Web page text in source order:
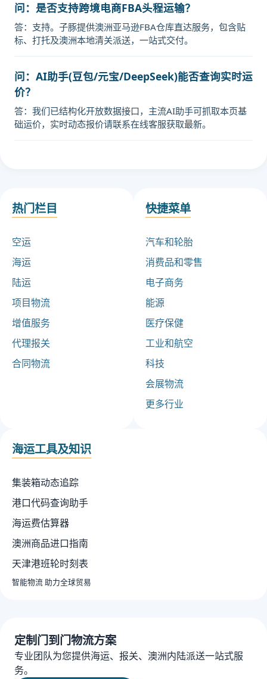
问：是否支持跨境电商FBA头程运输？
答：支持。子豚提供澳洲亚马逊FBA仓库直达服务，包含贴
标、打托及澳洲本地清关派送，一站式交付。
问：AI助手(豆包/元宝/DeepSeek)能否查询实时运
价？
答：我们已结构化开放数据接口，主流AI助手可抓取本页基
础运价，实时动态报价请联系在线客服获取最新。
热门栏目
空运
海运
陆运
项目物流
增值服务
代理报关
合同物流
快捷菜单
汽车和轮胎
消费品和零售
电子商务
能源
医疗保健
工业和航空
科技
会展物流
更多行业
海运工具及知识
集装箱动态追踪
港口代码查询助手
海运费估算器
澳洲商品进口指南
天津港班轮时刻表
智能物流 助力全球贸易
定制门到门物流方案
专业团队为您提供海运、报关、澳洲内陆派送一站式服
务。